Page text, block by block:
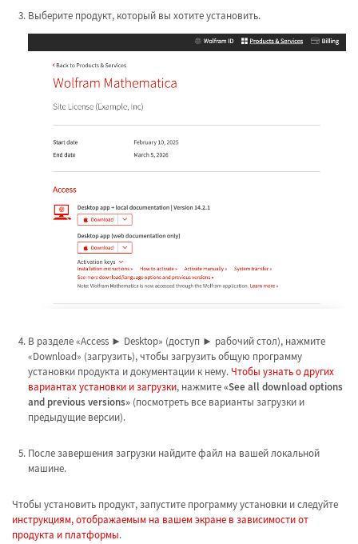
Выберите продукт, который вы хотите установить.
В разделе «Access ► Desktop» (доступ ► рабочий стол), нажмите
«Download» (загрузить), чтобы загрузить общую программу
установки продукта и документации к нему.Чтобы узнать о других
вариантах установки и загрузки, нажмите«See all download options
and previous versions»(посмотреть все варианты загрузки и
предыдущие версии).
После завершения загрузки найдите файл на вашей локальной
машине.
Чтобы установить продукт, запустите программу установки и следуйте
инструкциям, отображаемым на вашем экране в зависимости от
продукта и платформы.